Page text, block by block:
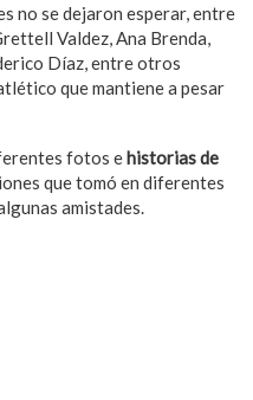
no se dejaron esperar, entre
Valdez, Ana Brenda,
Díaz, entre otros
que mantiene a pesar
fotos ehistorias de
que tomó en diferentes
amistades.